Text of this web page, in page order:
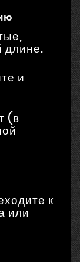
длине.
и
(в
к
или